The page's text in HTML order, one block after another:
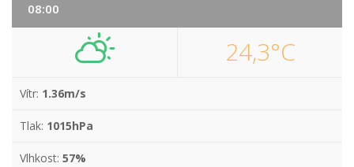
08:00
24,3°C
Vítr: 1.36m/s
Tlak: 1015hPa
Vlhkost: 57%